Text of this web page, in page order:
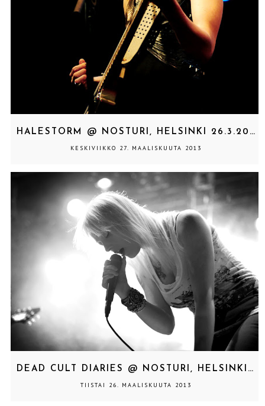
HALESTORM @ NOSTURI, HELSINKI 26.3.2013
KESKIVIIKKO 27. MAALISKUUTA 2013
DEAD CULT DIARIES @ NOSTURI, HELSINKI 26.3.2013
TIISTAI 26. MAALISKUUTA 2013